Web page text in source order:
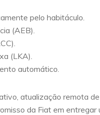
pelo habitáculo.
(AEB).
(LKA).
automático.
atualização remota
da Fiat em